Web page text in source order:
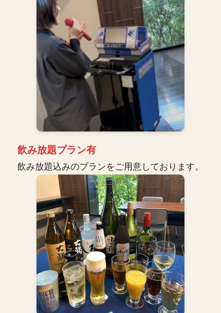
飲み放題プラン有
飲み放題込みのプランをご用意しております。